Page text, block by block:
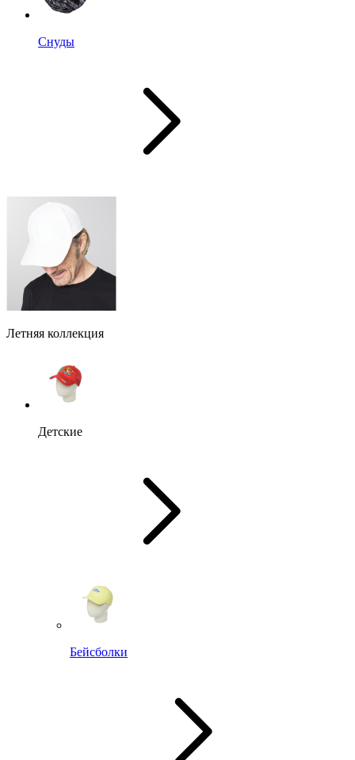
Снуды
Летняя коллекция
Детские
Бейсболки